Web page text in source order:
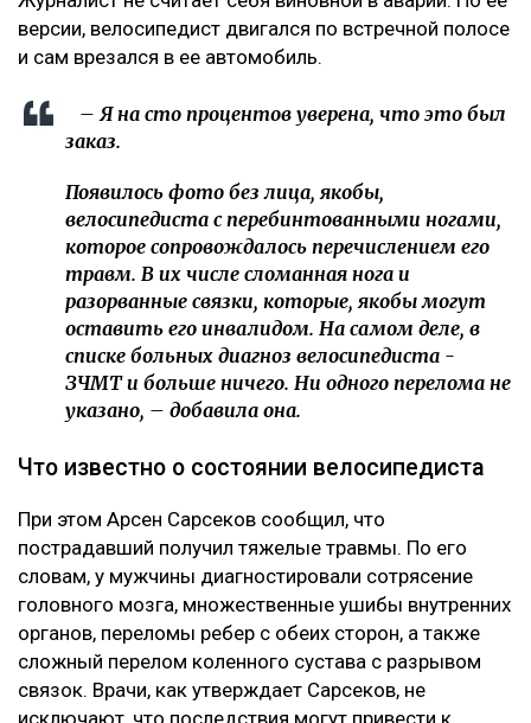
– Заявление подал велосипедист. За три дня
административное дело превратилось в
подписку о неразглашении. Я отказалась.
Наложен запрет на выезд из страны, –
Журналист не считает себя виновной в аварии. По ее
версии, велосипедист двигался по встречной полосе
и сам врезался в ее автомобиль.
– Я на сто процентов уверена, что это был
заказ.
Появилось фото без лица, якобы,
которое сопровождалось перечислением его
разорванные связки, которые, якобы могут
оставить его инвалидом. На самом деле, в
списке больных диагноз велосипедиста -
ЗЧМТ и больше ничего. Ни одного перелома не
указано, – добавила она.
Что известно о состоянии велосипедиста